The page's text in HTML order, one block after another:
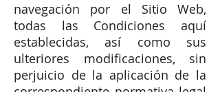
navegación por el Sitio Web,
todas las Condiciones aquí
establecidas, así como sus
ulteriores modificaciones, sin
perjuicio de la aplicación de la